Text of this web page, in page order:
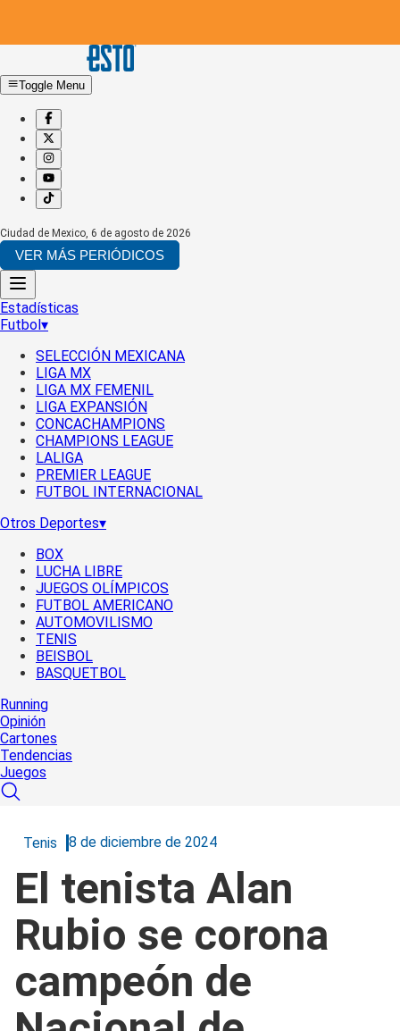
Toggle Menu
Ciudad de Mexico, 6 de agosto de 2026
VER MÁS PERIÓDICOS
Estadísticas
Futbol▾
SELECCIÓN MEXICANA
LIGA MX
LIGA MX FEMENIL
LIGA EXPANSIÓN
CONCACHAMPIONS
CHAMPIONS LEAGUE
LALIGA
PREMIER LEAGUE
FUTBOL INTERNACIONAL
Otros Deportes▾
BOX
LUCHA LIBRE
JUEGOS OLÍMPICOS
FUTBOL AMERICANO
AUTOMOVILISMO
TENIS
BEISBOL
BASQUETBOL
Running
Opinión
Cartones
Tendencias
Juegos
Tenis 8 de diciembre de 2024
El tenista Alan
Rubio se corona
campeón de